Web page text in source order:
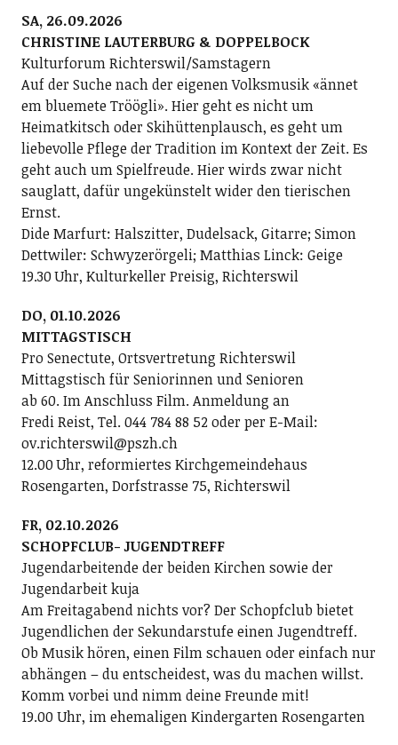
SA, 26.09.2026
CHRISTINE LAUTERBURG & DOPPELBOCK
Kulturforum Richterswil/Samstagern
Auf der Suche nach der eigenen Volksmusik «ännet
em bluemete Tröögli». Hier geht es nicht um
Heimatkitsch oder Skihüttenplausch, es geht um
liebevolle Pflege der Tradition im Kontext der Zeit. Es
geht auch um Spielfreude. Hier wirds zwar nicht
sauglatt, dafür ungekünstelt wider den tierischen
Ernst.
Dide Marfurt: Halszitter, Dudelsack, Gitarre; ­Simon
Dettwiler: Schwyzerörgeli; Matthias Linck: Geige
19.30 Uhr, Kulturkeller Preisig, Richterswil
DO, 01.10.2026
MITTAGSTISCH
Pro Senectute, Ortsvertretung Richterswil
Mittagstisch für Seniorinnen und Senioren
ab 60. Im Anschluss Film. Anmeldung an
Fredi Reist, Tel. 044 784 88 52 oder per E-Mail:
ov.richterswil@pszh.ch
12.00 Uhr, reformiertes Kirchgemeindehaus
Rosengarten, Dorfstrasse 75, Richterswil
FR, 02.10.2026
SCHOPFCLUB- JUGENDTREFF
Jugendarbeitende der beiden Kirchen sowie der
Jugendarbeit kuja
Am Freitagabend nichts vor? Der Schopfclub bietet
Jugendlichen der Sekundarstufe einen Jugendtreff.
Ob Musik hören, einen Film schauen oder einfach nur
abhängen – du entscheidest, was du machen willst.
Komm vorbei und nimm deine Freunde mit!
19.00 Uhr, im ehemaligen Kindergarten Rosengarten